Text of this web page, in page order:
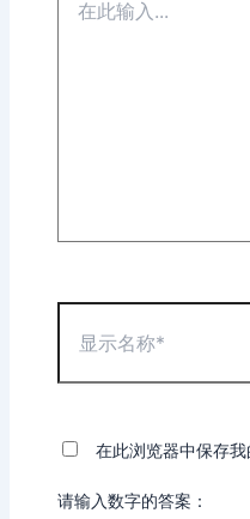
称
在此浏览器中保存
请输入数字的答案：